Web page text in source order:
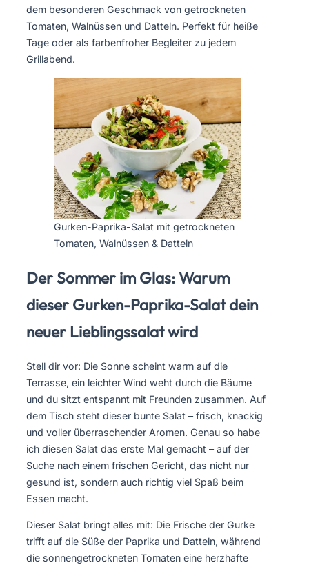
dem besonderen Geschmack von getrockneten
Tomaten, Walnüssen und Datteln. Perfekt für heiße
Tage oder als farbenfroher Begleiter zu jedem
Grillabend.
Gurken-Paprika-Salat mit getrockneten
Tomaten, Walnüssen & Datteln
Der Sommer im Glas: Warum
dieser Gurken-Paprika-Salat dein
neuer Lieblingssalat wird
Stell dir vor: Die Sonne scheint warm auf die
Terrasse, ein leichter Wind weht durch die Bäume
und du sitzt entspannt mit Freunden zusammen. Auf
dem Tisch steht dieser bunte Salat – frisch, knackig
und voller überraschender Aromen. Genau so habe
ich diesen Salat das erste Mal gemacht – auf der
Suche nach einem frischen Gericht, das nicht nur
gesund ist, sondern auch richtig viel Spaß beim
Essen macht.
Dieser Salat bringt alles mit: Die Frische der Gurke
trifft auf die Süße der Paprika und Datteln, während
die sonnengetrockneten Tomaten eine herzhafte